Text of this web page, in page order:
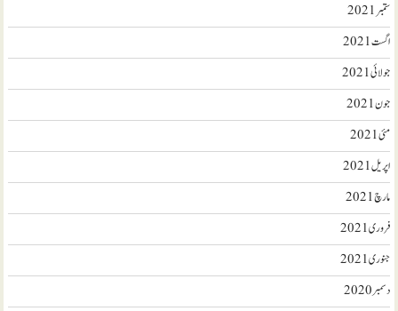
ستمبر 2021
اگست 2021
جولائی 2021
جون 2021
مئی 2021
اپریل 2021
مارچ 2021
فروری 2021
جنوری 2021
دسمبر 2020